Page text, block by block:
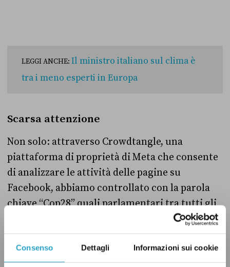
Consenso Dettagli Informazioni sui cookie
LEGGI ANCHE: Il ministro italiano sul clima è
tra i meno esperti in Europa
Scarsa attenzione
Non solo: attraverso Crowdtangle, una
piattaforma di proprietà di Meta che consente
di analizzare le attività delle pagine su
Facebook, abbiamo controllato con la parola
chiave “Cop28” quali parlamentari tra tutti gli
schieramenti in Parlamento si sono interessati
alle conclusioni dell’assemblea delle Nazioni
Unite.